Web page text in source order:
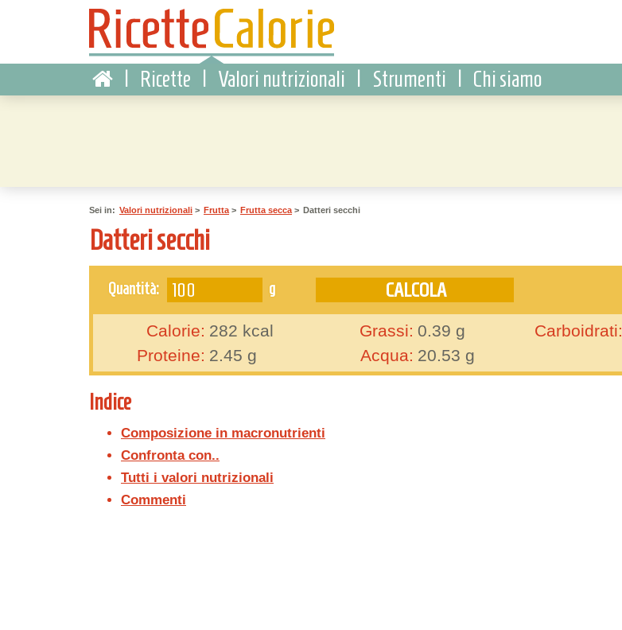
Ricette Valori nutrizionali Strumenti Chi siamo
Sei in: Valori nutrizionali > Frutta > Frutta secca > Datteri secchi
Datteri secchi
Quantità: g
Calorie: 282 kcal Grassi: 0.39 g Carboidrati:
Proteine: 2.45 g Acqua: 20.53 g
Indice
Composizione in macronutrienti
Confronta con..
Tutti i valori nutrizionali
Commenti